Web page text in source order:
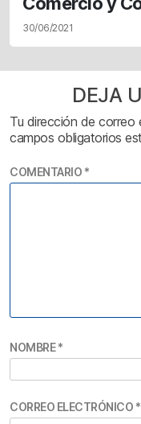
30/06/2021
DEJA
Tu dirección de correo
campos obligatorios
COMENTARIO *
NOMBRE*
CORREO ELECTRÓNICO *